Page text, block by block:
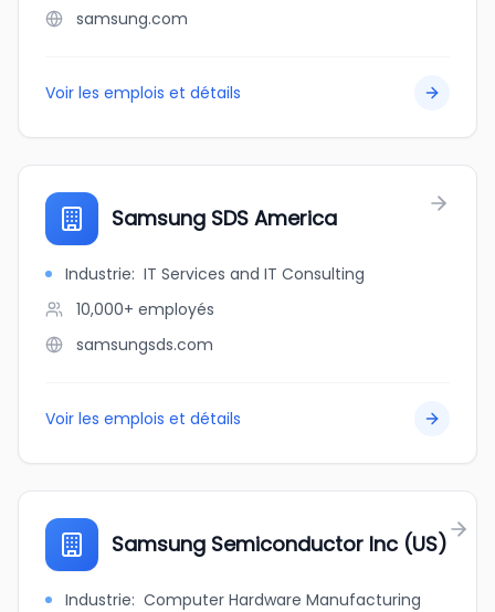
samsung.com
Voir les emplois et détails
Samsung SDS America
Industrie: IT Services and IT Consulting
10,000+ employés
samsungsds.com
Voir les emplois et détails
Samsung Semiconductor Inc (US)
Industrie: Computer Hardware Manufacturing